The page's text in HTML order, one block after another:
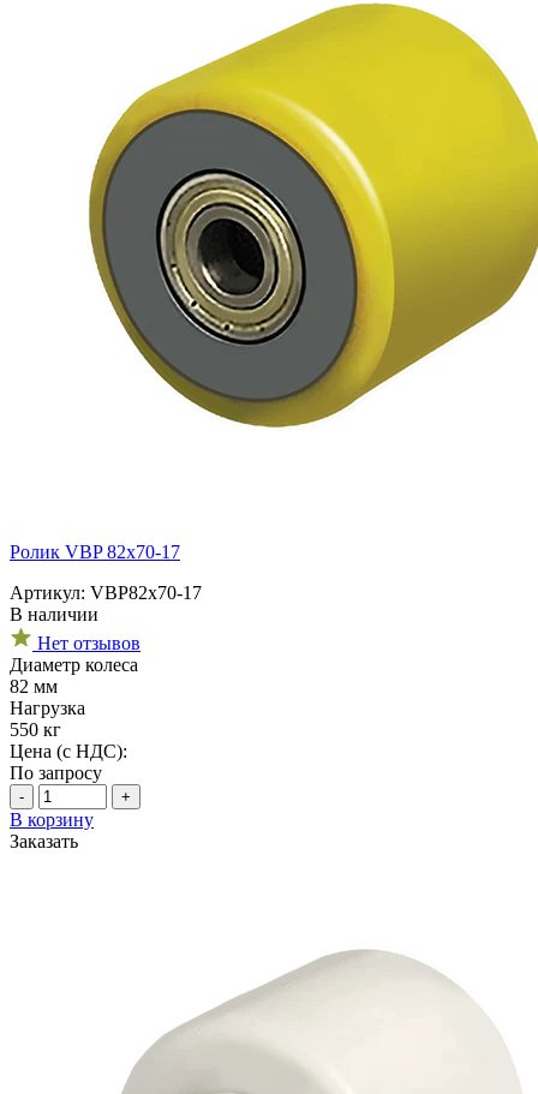
Ролик VBP 82x70-17
Артикул: VBP82x70-17
В наличии
Нет отзывов
Диаметр колеса
82 мм
Нагрузка
550 кг
Цена (с НДС):
По запросу
- +
В корзину
Заказать